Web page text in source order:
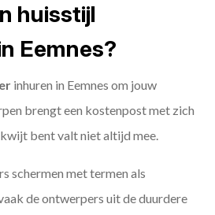
huisstijl
Eemnes?
inhuren in Eemnes om jouw
brengt een kostenpost met zich
bent valt niet altijd mee.
schermen met termen als
de ontwerpers uit de duurdere